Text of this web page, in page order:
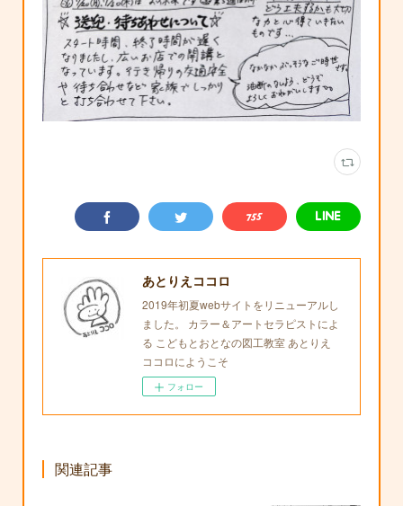
あとりえココロ
2019年初夏webサイトをリニューアルし
ました。 カラー＆アートセラピストによ
る こどもとおとなの図工教室 あとりえ
ココロにようこそ
フォロー
関連記事